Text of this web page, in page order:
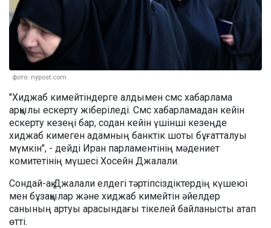
фото: nypost.com
"Хиджаб кимейтіндерге алдымен смс хабарлама
арқылы ескерту жіберіледі. Смс хабарламадан кейін
ескерту кезеңі бар, содан кейін үшінші кезеңде
хиджаб кимеген адамның банктік шоты бұғатталуы
мүмкін", - дейді Иран парламентінің мәдениет
комитетінің мүшесі Хосейн Джалали.
Сондай-ақ Джалали елдегі тәртіпсіздіктердің күшеюі
мен бұзақылар және хиджаб кимейтін әйелдер
санының артуы арасындағы тікелей байланысты атап
өтті.